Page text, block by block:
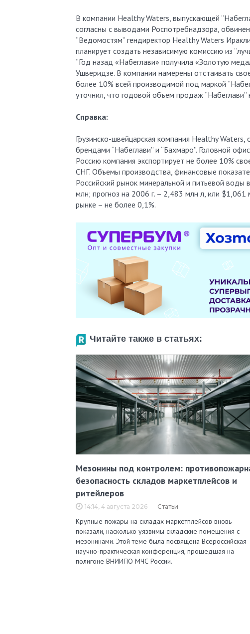
В компании Healthy Waters, выпускающей
согласны с выводами Роспотребнадзора,
“Ведомостям” гендиректор Healthy Waters
планирует создать независимую комиссию из
“Год назад «Набеглави» получила «Золотую
Ушверидзе. В компании намерены отстаивать
более 10% всей производимой под маркой
уточнил, что годовой объем продаж
Справка:
Грузинско-швейцарская компания Healthy
брендами “Набеглави” и “Бахмаро”. Головной
Россию компания экспортирует не более 10%
СНГ. Объемы производства, финансовые
Российский рынок минеральной и питьевой воды
млн; прогноз на 2006 г. – 2,483 млн л, или
рынке – не более 0,1%.
Читайте также в статьях:
Мезонины под контролем:
безопасность складов маркетплейсов и
ритейлеров
14:14, 4 августа 2026 Статьи
Крупные пожары на складах маркетплейсов вновь
показали, насколько уязвимы складские помещения с
мезонинами. Этой теме была посвящена Всероссийская
научно-практическая конференция, прошедшая на
полигоне ВНИИПО МЧС России.